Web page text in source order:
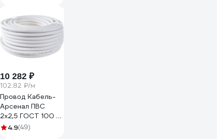
10 282 ₽
102.82 ₽/м
Провод Кабель-
Арсенал ПВС
2х2,5 ГОСТ 100 м
KARS-51186
4.9(49)